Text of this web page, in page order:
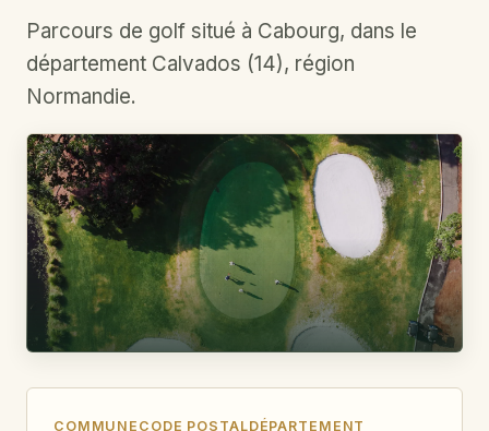
Parcours de golf situé à Cabourg, dans le
département Calvados (14), région
Normandie.
COMMUNE CODE POSTALDÉPARTEMENT